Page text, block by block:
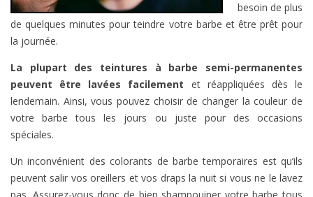
besoin de plus
de quelques minutes pour teindre votre barbe et être prêt pour
la journée.
La plupart des teintures à barbe semi-permanentes
peuvent être lavées facilement et réappliquées dès le
lendemain. Ainsi, vous pouvez choisir de changer la couleur de
votre barbe tous les jours ou juste pour des occasions
spéciales.
Un inconvénient des colorants de barbe temporaires est qu’ils
peuvent salir vos oreillers et vos draps la nuit si vous ne le lavez